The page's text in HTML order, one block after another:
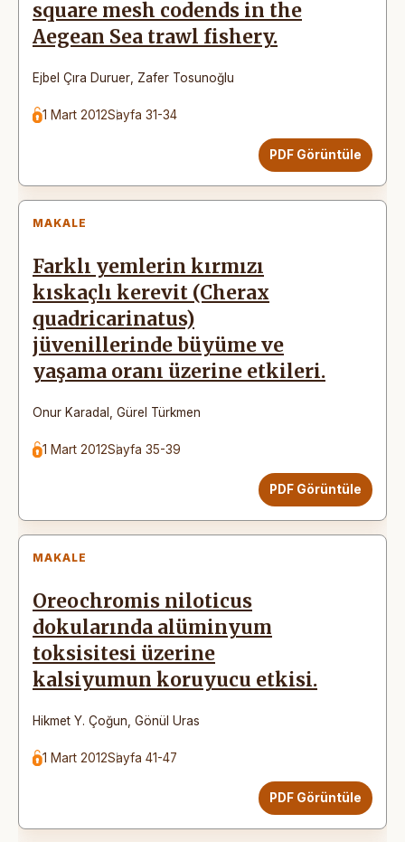
square mesh codends in the
Aegean Sea trawl fishery.
Ejbel Çıra Duruer Zafer Tosunoğlu
1 Mart 2012Sayfa 31-34
PDF Görüntüle
MAKALE
Farklı yemlerin kırmızı
kıskaçlı kerevit (Cherax
quadricarinatus)
jüvenillerinde büyüme ve
yaşama oranı üzerine etkileri.
Onur Karadal Gürel Türkmen
1 Mart 2012Sayfa 35-39
PDF Görüntüle
MAKALE
Oreochromis niloticus
dokularında alüminyum
toksisitesi üzerine
kalsiyumun koruyucu etkisi.
Hikmet Y. Çoğun Gönül Uras
1 Mart 2012Sayfa 41-47
PDF Görüntüle